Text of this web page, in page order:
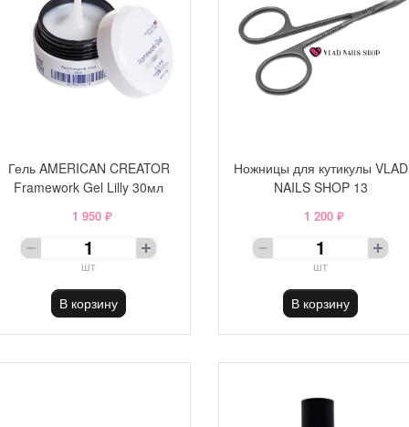
Гель AMERICAN CREATOR
Framework Gel Lilly 30мл
1 950 ₽
шт
В корзину
Ножницы для кутикулы VLAD
NAILS SHOP 13
1 200 ₽
шт
В корзину